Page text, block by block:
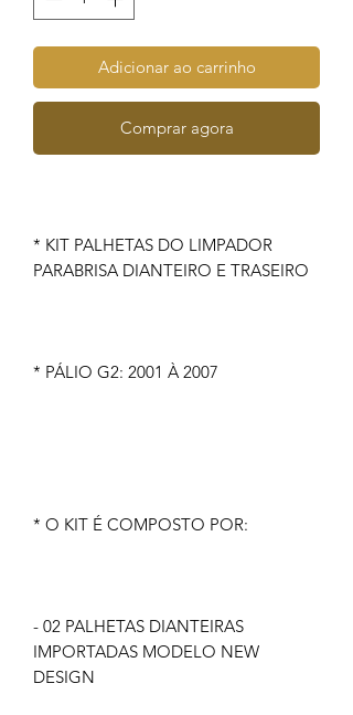
Adicionar ao carrinho
Comprar agora
* KIT PALHETAS DO LIMPADOR
PARABRISA DIANTEIRO E TRASEIRO
* PÁLIO G2: 2001 À 2007
* O KIT É COMPOSTO POR:
- 02 PALHETAS DIANTEIRAS
IMPORTADAS MODELO NEW
DESIGN